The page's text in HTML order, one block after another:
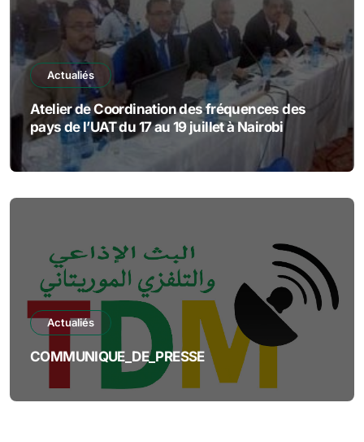
Actualiés
Atelier de Coordination des fréquences des
pays de l’UAT du 17 au 19 juillet à Nairobi
Actualiés
COMMUNIQUE_DE_PRESSE